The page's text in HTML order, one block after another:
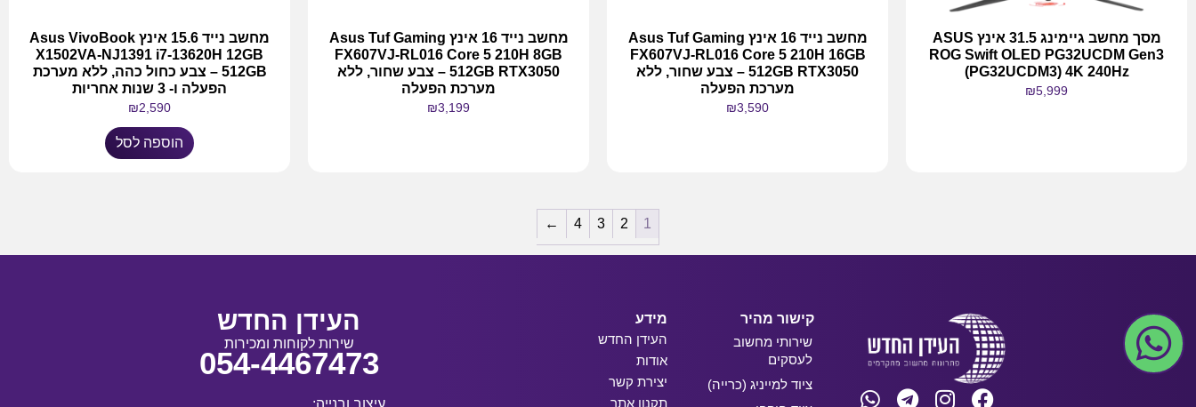
מסך מחשב גיימינג 31.5 אינץ ASUS
ROG Swift OLED PG32UCDM Gen3
(PG32UCDM3) 4K 240Hz
₪5,999
מחשב נייד 16 אינץ Asus Tuf Gaming
FX607VJ-RL016 Core 5 210H 16GB
512GB RTX3050 – צבע שחור, ללא
מערכת הפעלה
₪3,590
מחשב נייד 16 אינץ Asus Tuf Gaming
FX607VJ-RL016 Core 5 210H 8GB
512GB RTX3050 – צבע שחור, ללא
מערכת הפעלה
₪3,199
מחשב נייד 15.6 אינץ Asus VivoBook
X1502VA-NJ1391 i7-13620H 12GB
512GB – צבע כחול כהה, ללא מערכת
הפעלה ו- 3 שנות אחריות
₪2,590
הוספה לסל
1
2
3
4
←
קישור מהיר
שירותי מחשוב
לעסקים
ציוד למייניג (כרייה)
מידע
העידן החדש
אודות
יצירת קשר
תקנון אתר
העידן החדש
שירות לקוחות ומכירות
054-4467473
עיצוב ובנייה: